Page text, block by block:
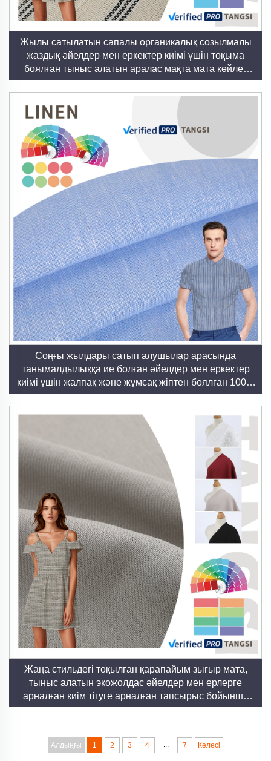
Жылы сатылатын сапалы органикалық созылмалы
жаздық әйелдер мен еркектер киімі үшін тоқыма
боялған тыныс алатын аралас мақта мата көйлек
үшін
Соңғы жылдары сатып алушылар арасында
танымалдылыққа ие болған әйелдер мен еркектер
киімі үшін жалпақ және жұмсақ жіптен боялған 100%
таза зығырдан тоқылған мата, көйлектер мен
көйлектер үшін
Жаңа стильдегі тоқылған қарапайым зығыр мата,
тыныс алатын экожолдас әйелдер мен ерлерге
арналған киім тігуге арналған тапсырыс бойынша
дайындалатын көйлек матасы
Алдыңғы 1 2 3 4 ... 7 Келесі